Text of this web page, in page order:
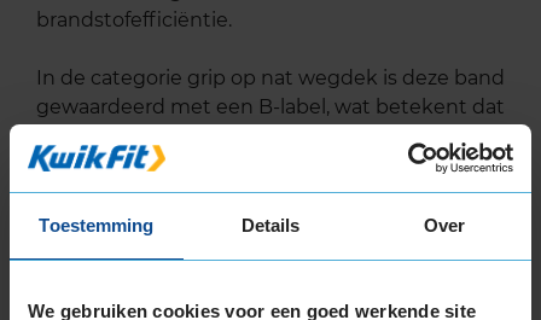
Toestemming Details Over
We gebruiken cookies voor een goed werkende site
brandstofefficiëntie.
In de categorie grip op nat wegdek is deze band
gewaardeerd met een B-label, wat betekent dat
weersomstandigheden.
De band heeft een extern rolgeluid van 70 dB